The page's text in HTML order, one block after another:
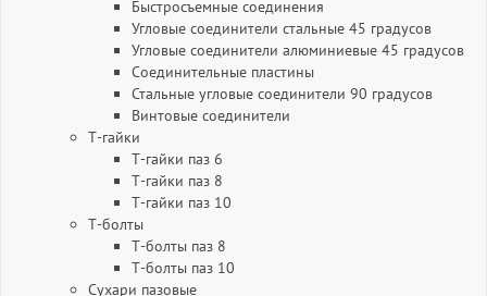
Быстросъемные соединения
Угловые соединители стальные 45 градусов
Угловые соединители алюминиевые 45 градусов
Соединительные пластины
Стальные угловые соединители 90 градусов
Винтовые соединители
Т-гайки
Т-гайки паз 6
Т-гайки паз 8
Т-гайки паз 10
Т-болты
Т-болты паз 8
Т-болты паз 10
Сухари пазовые